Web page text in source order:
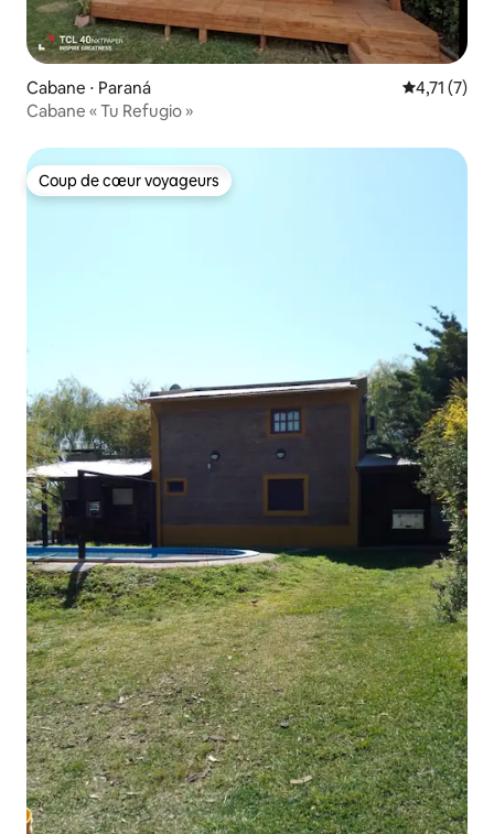
Cabane ⋅ Paraná Évaluation
4,71 (7)
Cabane « Tu Refugio »
Coup de cœur voyageurs
Coup de cœur voyageurs